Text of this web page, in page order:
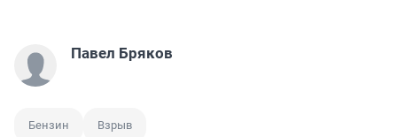
Павел Бряков
Бензин Взрыв